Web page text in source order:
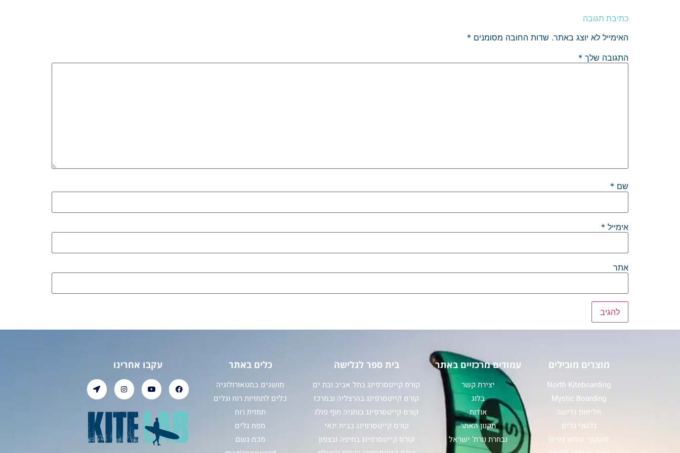
כתיבת תגובה
האימייל לא יוצג באתר. שדות החובה מסומנים *
התגובה שלך *
שם *
אימייל *
אתר
מוצרים מובילים
North Kiteboarding
Mystic Boarding
חליפות גלישה
גלשני גלים
משקפי שמש צפים
עמודים מרכזיים באתר
יצירת קשר
בלוג
אודות
תקנון האתר
נבחרת נורת' ישראל
בית ספר לגלישה
קורס קייטסרפינג בתל אביב ובת ים
קורס קייטסרפינג בהרצליה ובמרכז
קורס קייטסרפינג בנתניה חוף פולג
קורס קייטסרפינג בבית ינאי
קורס קייטסרפינג בחיפה ובצפון
כלים באתר
מושגים במטאורולוגיה
כלים לתחזיות רוח וגלים
תחזית רוח
מפת גלים
מכמ גשם
עקבו אחרינו